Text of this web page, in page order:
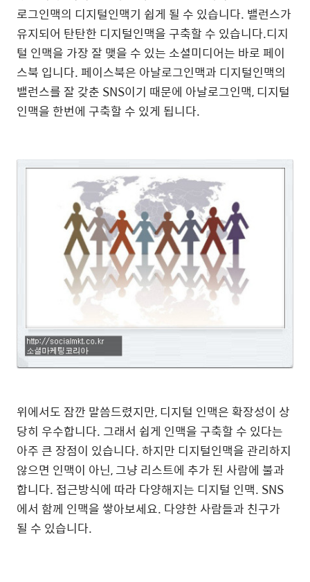
로그인맥의 디지털인맥기 쉽게 될 수 있습니다. 밸런스가
유지되어 탄탄한 디지털인맥을 구축할 수 있습니다.디지
털 인맥을 가장 잘 맺을 수 있는 소셜미디어는 바로 페이
스북 입니다. 페이스북은 아날로그인맥과 디지털인맥의
밸런스를 잘 갖춘 SNS이기 때문에 아날로그인맥, 디지털
인맥을 한번에 구축할 수 있게 됩니다.
위에서도 잠깐 말씀드렸지만, 디지털 인맥은 확장성이 상
당히 우수합니다. 그래서 쉽게 인맥을 구축할 수 있다는
아주 큰 장점이 있습니다. 하지만 디지털인맥을 관리하지
않으면 인맥이 아닌, 그냥 리스트에 추가 된 사람에 불과
합니다. 접근방식에 따라 다양해지는 디지털 인맥. SNS
에서 함께 인맥을 쌓아보세요. 다양한 사람들과 친구가
될 수 있습니다.